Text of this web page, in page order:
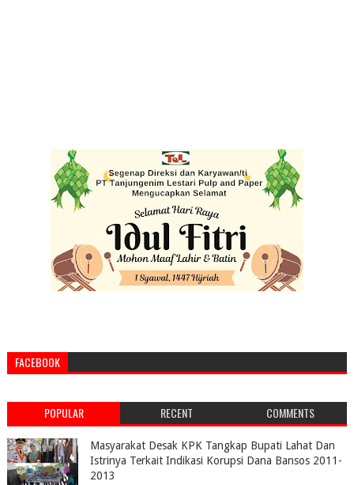
FACEBOOK
POPULAR RECENT COMMENTS
Masyarakat Desak KPK Tangkap Bupati Lahat Dan
Istrinya Terkait Indikasi Korupsi Dana Bansos 2011-
2013